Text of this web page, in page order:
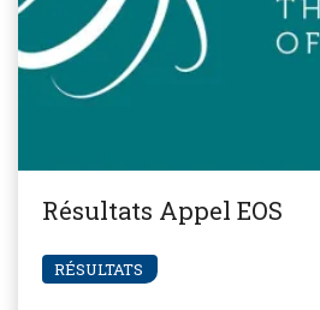
Résultats Appel EOS
RÉSULTATS